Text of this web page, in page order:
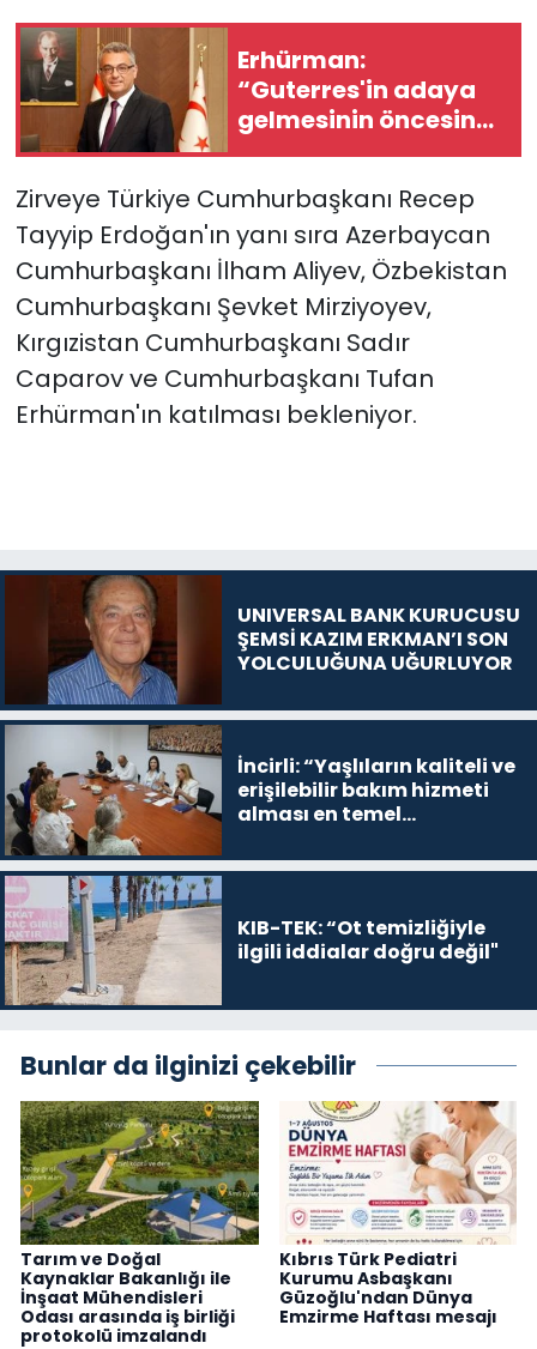
Erhürman:
“Guterres'in adaya
gelmesinin öncesine
oranla daha doğru
Zirveye Türkiye Cumhurbaşkanı Recep
Tayyip Erdoğan'ın yanı sıra Azerbaycan
Cumhurbaşkanı İlham Aliyev, Özbekistan
Cumhurbaşkanı Şevket Mirziyoyev,
Kırgızistan Cumhurbaşkanı Sadır
Caparov ve Cumhurbaşkanı Tufan
Erhürman'ın katılması bekleniyor.
UNIVERSAL BANK KURUCUSU
ŞEMSİ KAZIM ERKMAN’I SON
YOLCULUĞUNA UĞURLUYOR
İncirli: “Yaşlıların kaliteli ve
erişilebilir bakım hizmeti
alması en temel
KIB-TEK: “Ot temizliğiyle
ilgili iddialar doğru değil"
Bunlar da ilginizi çekebilir
Tarım ve Doğal
Kaynaklar Bakanlığı ile
İnşaat Mühendisleri
Odası arasında iş birliği
protokolü imzalandı
Kıbrıs Türk Pediatri
Kurumu Asbaşkanı
Güzoğlu'ndan Dünya
Emzirme Haftası mesajı